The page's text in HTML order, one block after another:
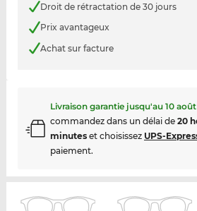
Droit de rétractation de 30 jours
Prix avantageux
Achat sur facture
Livraison garantie jusqu'au 10
commandez dans un délai de 20
minuteset choisissez UPS-
paiement.